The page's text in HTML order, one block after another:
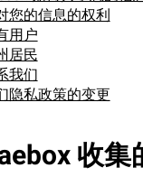
您的信息的权利
用户
居民
我们
隐私政策的变更
收集